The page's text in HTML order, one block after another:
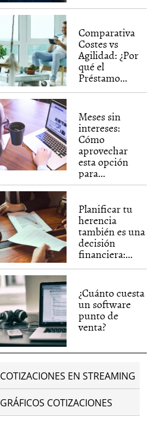
Comparativa
Costes vs
Agilidad: ¿Por
qué el
Préstamo...
Meses sin
intereses:
Cómo
aprovechar
esta opción
para...
Planificar tu
herencia
también es una
decisión
financiera:...
¿Cuánto cuesta
un software
punto de
venta?
COTIZACIONES EN STREAMING
GRÁFICOS COTIZACIONES